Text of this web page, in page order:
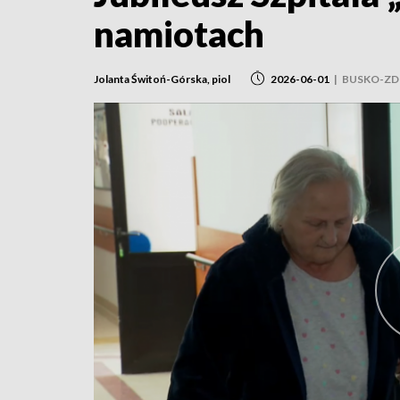
namiotach
Jolanta Świtoń-Górska, piol 2026-06-01 | BUSKO-